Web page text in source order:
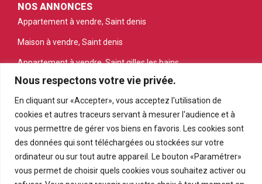
Nous respectons votre vie privée.
En cliquant sur «Accepter», vous acceptez l'utilisation de
cookies et autres traceurs servant à mesurer l'audience et à
vous permettre de gérer vos biens en favoris. Les cookies sont
des données qui sont téléchargées ou stockées sur votre
ordinateur ou sur tout autre appareil. Le bouton «Paramétrer»
vous permet de choisir quels cookies vous souhaitez activer ou
NOS ANNONCES
Appartement à vendre, Saint denis
Maison à vendre, Saint denis
Appartement à vendre, Saint gilles les bains
Appartement à vendre, Saint pierre
Appartement à vendre, Le tampon
Terrain à vendre, Petite ile